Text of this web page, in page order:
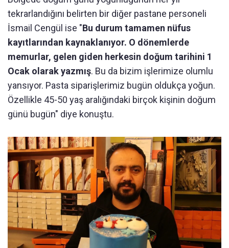
tekrarlandığını belirten bir diğer pastane personeli
İsmail Cengül ise "Bu durum tamamen nüfus
kayıtlarından kaynaklanıyor. O dönemlerde
memurlar, gelen giden herkesin doğum tarihini 1
Ocak olarak yazmış. Bu da bizim işlerimize olumlu
yansıyor. Pasta siparişlerimiz bugün oldukça yoğun.
Özellikle 45-50 yaş aralığındaki birçok kişinin doğum
günü bugün" diye konuştu.